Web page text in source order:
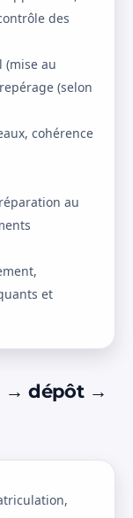
des
(mise au
(selon
cohérence
au
et
→ dépôt →